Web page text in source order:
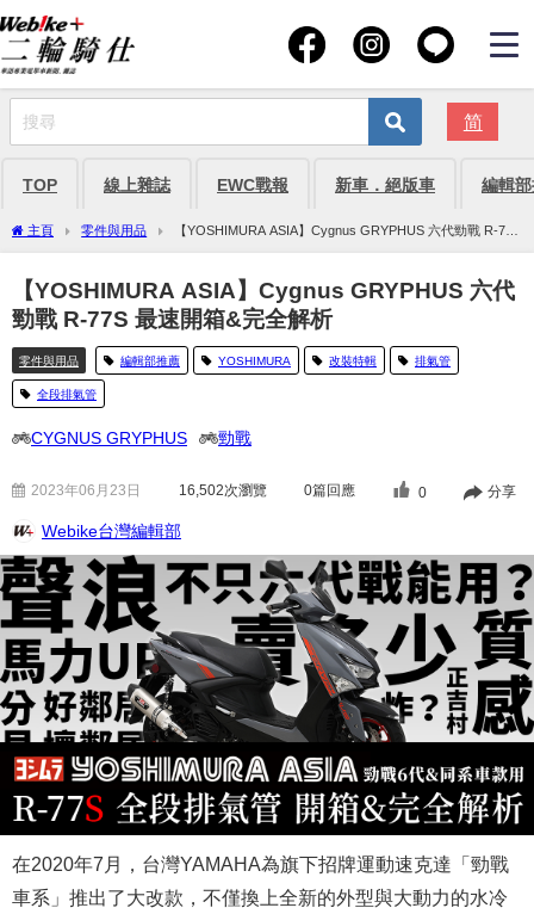
简
TOP 線上雜誌 EWC戰報 新車．絕版車 編輯
主頁 零件與用品
【YOSHIMURA ASIA】Cygnus GRYPHUS 六代勁戰 R-77S
最速開箱&完全解析
【YOSHIMURA ASIA】Cygnus GRYPHUS 六代
勁戰 R-77S 最速開箱&完全解析
零件與用品 編輯部推薦 YOSHIMURA 改裝特輯 排氣管
全段排氣管
CYGNUS GRYPHUS 勁戰
2023年06月23日 16,502次瀏覽 0篇回應 0 分享
Webike台灣編輯部
在2020年7月，台灣YAMAHA為旗下招牌運動速克達「勁戰
車系」推出了大改款，不僅換上全新的外型與大動力的水冷